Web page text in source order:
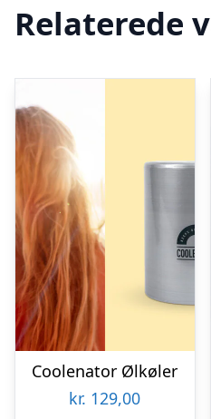
Relaterede
Coolenator Ølkøler
kr. 129,00